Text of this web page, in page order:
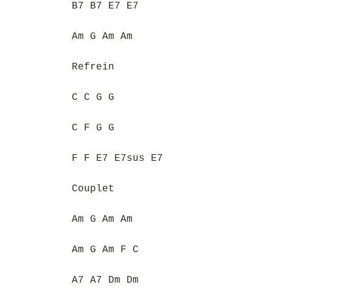
B7 B7 E7 E7
Am G Am Am
Refrein
C C G G
C F G G
F F E7 E7sus E7
Couplet
Am G Am Am
Am G Am F C
A7 A7 Dm Dm